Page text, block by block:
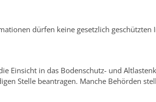
dürfen keine gesetzlich geschützten
Einsicht in das Bodenschutz- und
Stelle beantragen. Manche Behörden